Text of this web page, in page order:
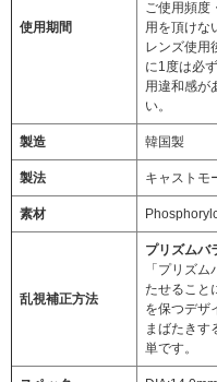
使用期間
ご使用頻度
用を頂けな
レンズ使用
に1度は必
用違和感が
い。
製造 韓国製
製法 キャストモ
素材
乱視補正方法
プリズムバ
「プリズ
たせること
を保つデザ
まばたきす
単です。